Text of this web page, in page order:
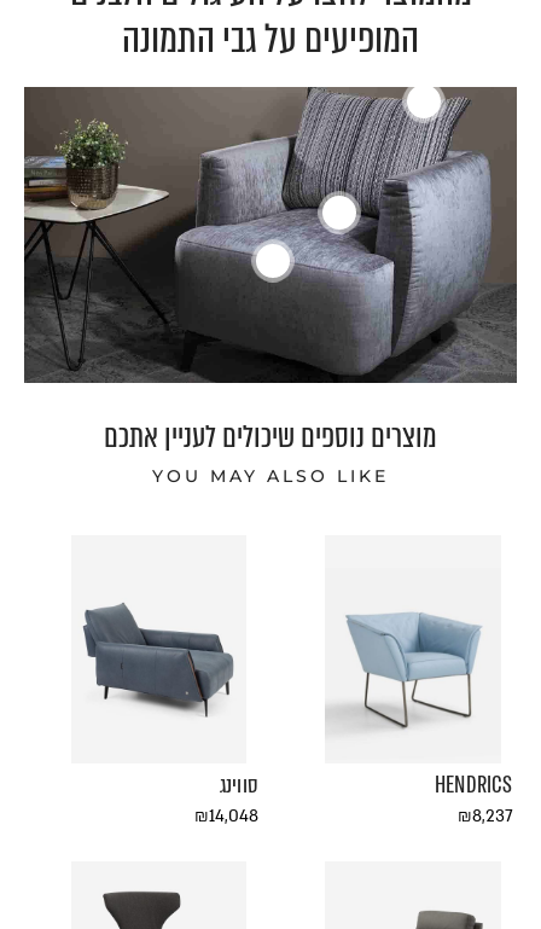
המופיעים על גבי התמונה
מוצרים נוספים שיכולים לעניין אתכם
YOU MAY ALSO LIKE
HENDRICS
₪8,237
סווינג
₪14,048